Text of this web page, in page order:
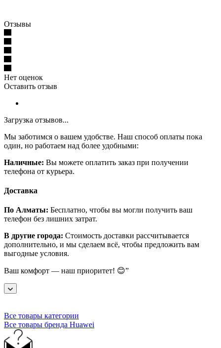
Отзывы
Нет оценок
Оставить отзыв
Загрузка отзывов...
Мы заботимся о вашем удобстве. Наш способ оплаты пока
один, но работаем над более удобными:
Наличные: Вы можете оплатить заказ при получении
телефона от курьера.
Доставка
По Алматы: Бесплатно, чтобы вы могли получить ваш
телефон без лишних затрат.
В другие города: Стоимость доставки рассчитывается
дополнительно, и мы сделаем всё, чтобы предложить вам
выгодные условия.
Ваш комфорт — наш приоритет! 😊”
Все товары категории
Все товары бренда Huawei